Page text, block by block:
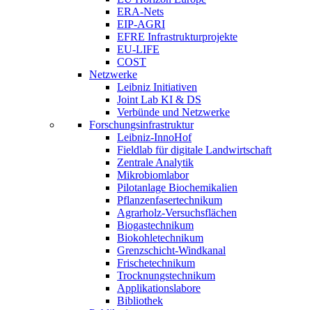
ERA-Nets
EIP-AGRI
EFRE Infrastrukturprojekte
EU-LIFE
COST
Netzwerke
Leibniz Initiativen
Joint Lab KI & DS
Verbünde und Netzwerke
Forschungsinfrastruktur
Leibniz-InnoHof
Fieldlab für digitale Landwirtschaft
Zentrale Analytik
Mikrobiomlabor
Pilotanlage Biochemikalien
Pflanzenfasertechnikum
Agrarholz-Versuchsflächen
Biogastechnikum
Biokohletechnikum
Grenzschicht-Windkanal
Frischetechnikum
Trocknungstechnikum
Applikationslabore
Bibliothek